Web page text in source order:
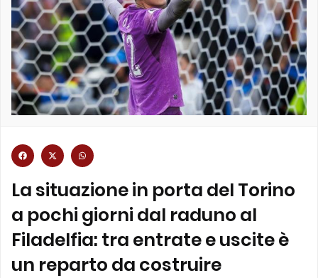
La situazione in porta del Torino
a pochi giorni dal raduno al
Filadelfia: tra entrate e uscite è
un reparto da costruire